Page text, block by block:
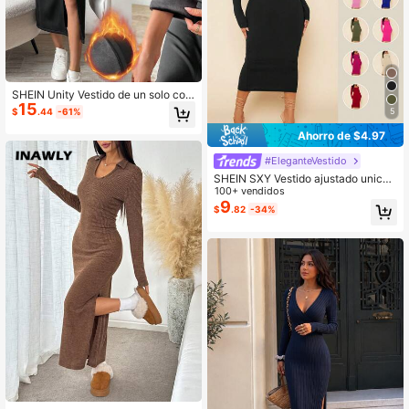
SHEIN Unity Vestido de un solo colo
r con botones y forro térmico
$15.44 -61% 5
Ahorro de $4.97
#EleganteVestido
SHEIN SXY Vestido ajustado unicol
or de cuello scoop
100+ vendidos
$9.82 -34%